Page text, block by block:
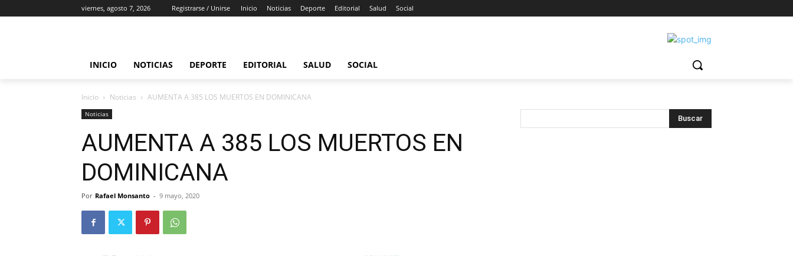
viernes, agosto 7, 2026 Registrarse / Unirse Inicio Noticias Deporte Editorial Salud Social
INICIO NOTICIAS DEPORTE EDITORIAL SALUD SOCIAL
Inicio Noticias AUMENTA A 385 LOS MUERTOS EN DOMINICANA
Noticias
AUMENTA A 385 LOS MUERTOS EN
DOMINICANA
Por Rafael Monsanto - 9 mayo, 2020